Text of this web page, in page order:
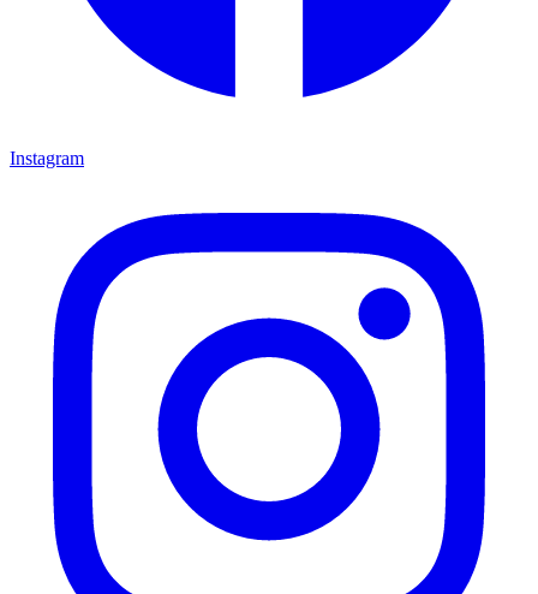
Instagram